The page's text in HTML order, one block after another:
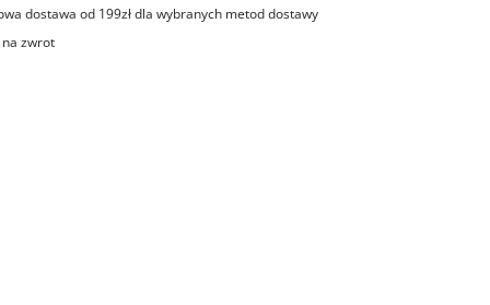
dostawa od 199zł dla wybranych metod dostawy
zwrot